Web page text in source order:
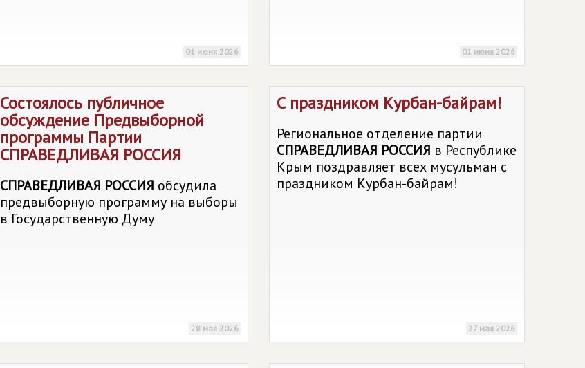
01 июня 2026 01 июня 2026
Состоялось публичное
обсуждение Предвыборной
программы Партии
СПРАВЕДЛИВАЯ РОССИЯ
СПРАВЕДЛИВАЯ РОССИЯ обсудила
предвыборную программу на выборы
в Государственную Думу
28 мая 2026
С праздником Курбан-байрам!
Региональное отделение партии
СПРАВЕДЛИВАЯ РОССИЯ в Республике
Крым поздравляет всех мусульман с
праздником Курбан-байрам!
27 мая 2026